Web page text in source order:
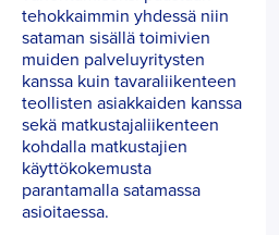
tehokkaimmin yhdessä niin
sataman sisällä toimivien
muiden palveluyritysten
kanssa kuin tavaraliikenteen
teollisten asiakkaiden kanssa
sekä matkustajaliikenteen
kohdalla matkustajien
käyttökokemusta
parantamalla satamassa
asioitaessa.